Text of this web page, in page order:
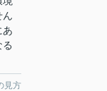
ん
あ
見方